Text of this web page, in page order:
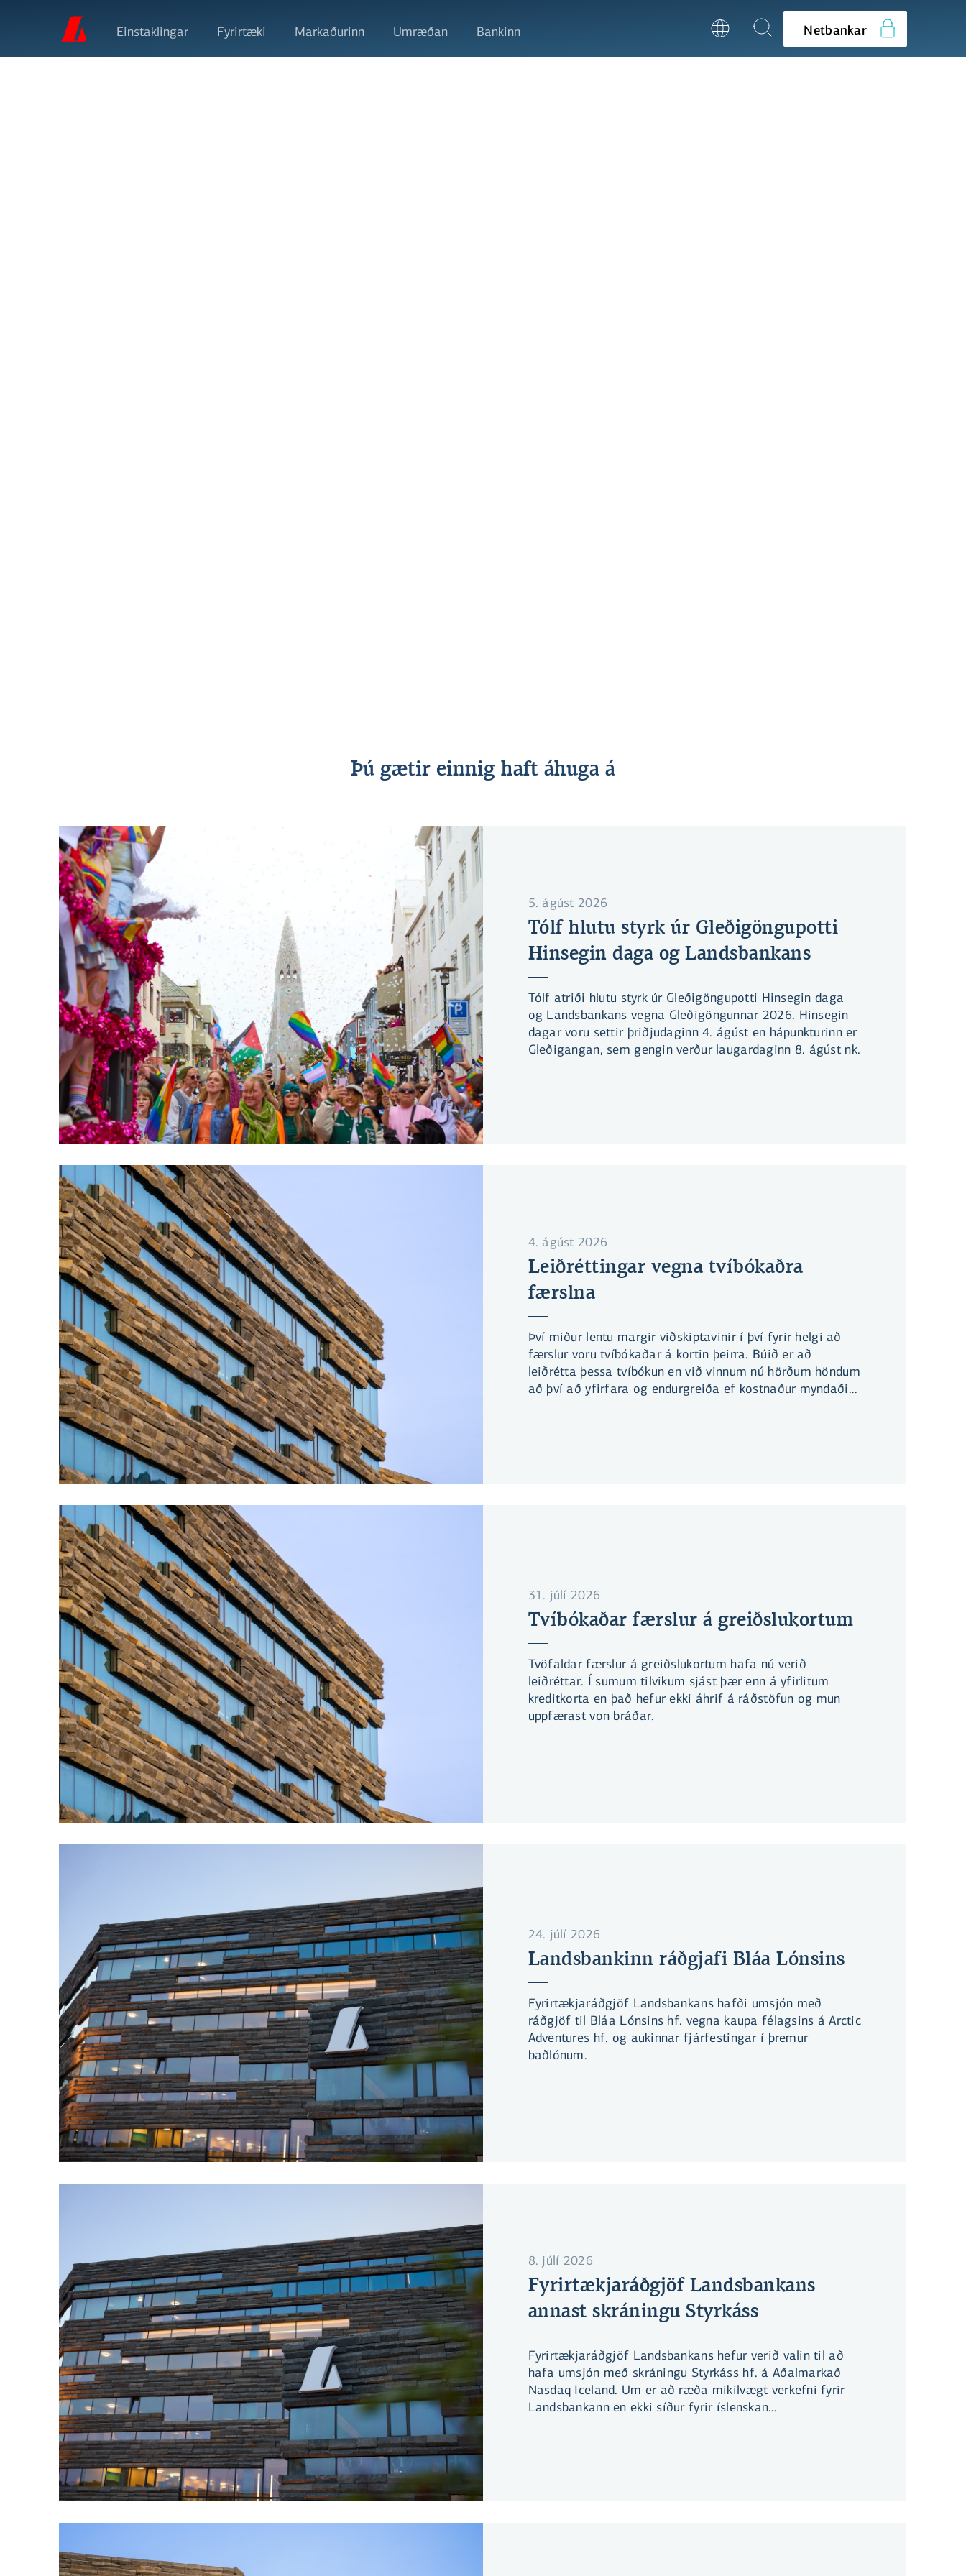
Einstaklingar Fyrirtæki Markaðurinn Umræðan Bankinn Netbankar
Þú gætir einnig haft áhuga á
5. ágúst 2026
Tólf hlutu styrk úr Gleðigöngupotti
Hinsegin daga og Landsbankans
Tólf atriði hlutu styrk úr Gleðigöngupotti Hinsegin daga
og Landsbankans vegna Gleðigöngunnar 2026. Hinsegin
dagar voru settir þriðjudaginn 4. ágúst en hápunkturinn er
Gleðigangan, sem gengin verður laugardaginn 8. ágúst nk.
4. ágúst 2026
Leiðréttingar vegna tvíbókaðra
færslna
Því miður lentu margir viðskiptavinir í því fyrir helgi að
færslur voru tvíbókaðar á kortin þeirra. Búið er að
leiðrétta þessa tvíbókun en við vinnum nú hörðum höndum
að því að yfirfara og endurgreiða ef kostnaður myndaðist
31. júlí 2026
Tvíbókaðar færslur á greiðslukortum
Tvöfaldar færslur á greiðslukortum hafa nú verið
leiðréttar. Í sumum tilvikum sjást þær enn á yfirlitum
kreditkorta en það hefur ekki áhrif á ráðstöfun og mun
uppfærast von bráðar.
24. júlí 2026
Landsbankinn ráðgjafi Bláa Lónsins
Fyrirtækjaráðgjöf Landsbankans hafði umsjón með
ráðgjöf til Bláa Lónsins hf. vegna kaupa félagsins á Arctic
Adventures hf. og aukinnar fjárfestingar í þremur
baðlónum.
8. júlí 2026
Fyrirtækjaráðgjöf Landsbankans
annast skráningu Styrkáss
Fyrirtækjaráðgjöf Landsbankans hefur verið valin til að
hafa umsjón með skráningu Styrkáss hf. á Aðalmarkað
Nasdaq Iceland. Um er að ræða mikilvægt verkefni fyrir
Landsbankann en ekki síður fyrir íslenskan